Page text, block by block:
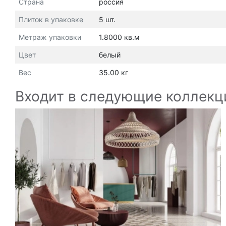
Страна россия
Плиток в упаковке 5 шт.
Метраж упаковки 1.8000 кв.м
Цвет белый
Вес 35.00 кг
Входит в следующие